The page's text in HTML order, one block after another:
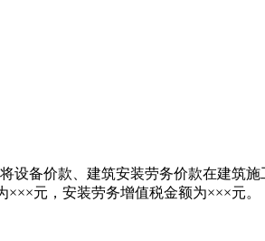
价款、建筑安装劳务价款在建筑施
元，安装劳务增值税金额为×××元。